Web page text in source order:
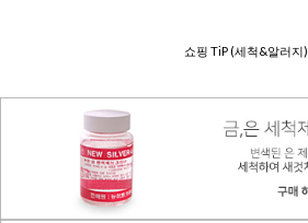
쇼핑 TiP (세척&알러지)